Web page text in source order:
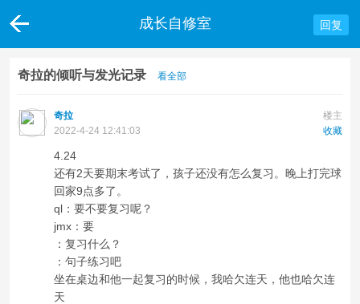
回复
成长自修室
奇拉的倾听与发光记录 看全部
楼主
奇拉
收藏
2022-4-24 12:41:03
4.24
还有2天要期末考试了，孩子还没有怎么复习。晚上打完球
回家9点多了。
ql：要不要复习呢？
jmx：要
：复习什么？
：句子练习吧
坐在桌边和他一起复习的时候，我哈欠连天，他也哈欠连
天